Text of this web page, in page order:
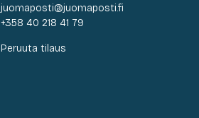
juomaposti@juomaposti.fi
+358 40 218 41 79
Peruuta tilaus